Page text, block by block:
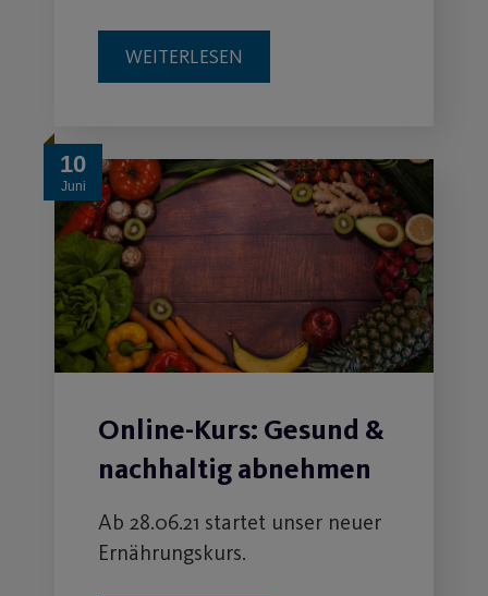
WEITERLESEN
10
Juni
Online-Kurs: Gesund &
nachhaltig abnehmen
Ab 28.06.21 startet unser neuer
Ernährungskurs.